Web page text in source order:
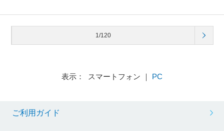
1/120
表示： スマートフォン ｜ PC
ご利用ガイド